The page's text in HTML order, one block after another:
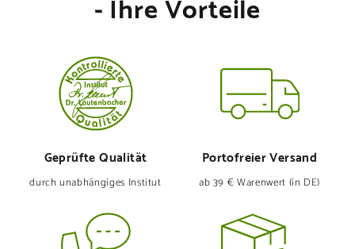
Geprüfte Qualität
durch unabhängiges Institut
Portofreier Versand
ab 39 € Warenwert (in DE)